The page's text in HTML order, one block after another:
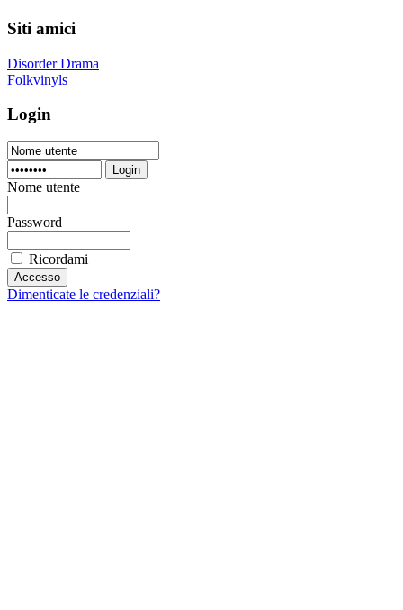
Siti amici
Disorder Drama
Folkvinyls
Login
Login
Nome utente
Password
Ricordami
Dimenticate le credenziali?